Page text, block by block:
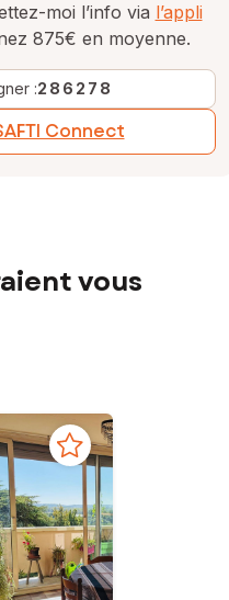
moi l’info via l’appli
875€ en moyenne.
:286278
Connect
vous